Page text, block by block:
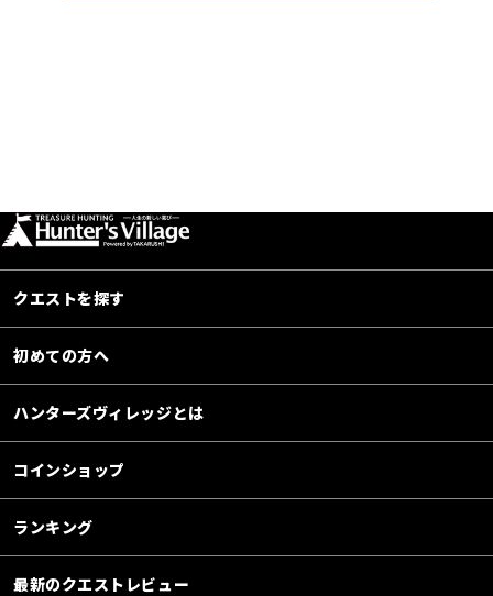
クエストを探す
初めての方へ
ハンターズヴィレッジとは
コインショップ
ランキング
最新のクエストレビュー